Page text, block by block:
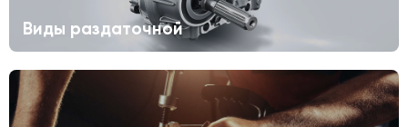
Виды раздаточной